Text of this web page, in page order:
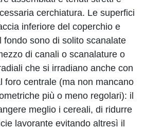
cerchiatura. Le superfici
inferiore del coperchio e
fondo sono di solito scanalate
di canali o scanalature o
che si irradiano anche con
foro centrale (ma non mancano
più o meno regolari): il
meglio i cereali, di ridurre
lavorante evitando altresì il